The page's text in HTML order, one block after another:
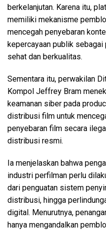
berkelanjutan. Karena itu,
memiliki mekanisme
mencegah penyebaran
kepercayaan publik
sehat dan berkualitas.
Sementara itu, perwakilan
Kompol Jeffrey Bram
keamanan siber pada
distribusi film untuk
penyebaran film secara
distribusi resmi.
Ia menjelaskan bahwa
industri perfilman perlu
dari penguatan sistem
distribusi, hingga
digital. Menurutnya,
hanya mengandalkan